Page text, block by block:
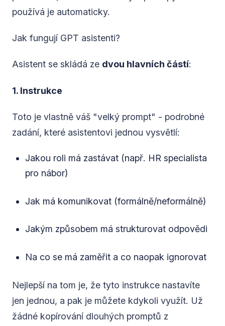
používá je automaticky.
Jak fungují GPT asistenti?
Asistent se skládá ze dvou hlavních částí:
1. Instrukce
Toto je vlastně váš "velký prompt" - podrobné
zadání, které asistentovi jednou vysvětlí:
Jakou roli má zastávat (např. HR specialista
pro nábor)
Jak má komunikovat (formálně/neformálně)
Jakým způsobem má strukturovat odpovědi
Na co se má zaměřit a co naopak ignorovat
Nejlepší na tom je, že tyto instrukce nastavíte
jen jednou, a pak je můžete kdykoli využít. Už
žádné kopírování dlouhých promptů z